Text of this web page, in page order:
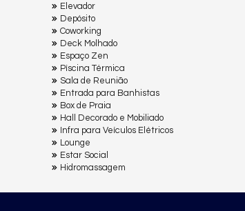
Elevador
Depósito
Coworking
Deck Molhado
Espaço Zen
Pìscina Térmica
Sala de Reunião
Entrada para Banhistas
Box de Praia
Hall Decorado e Mobiliado
Infra para Veículos Elétricos
Lounge
Estar Social
Hidromassagem